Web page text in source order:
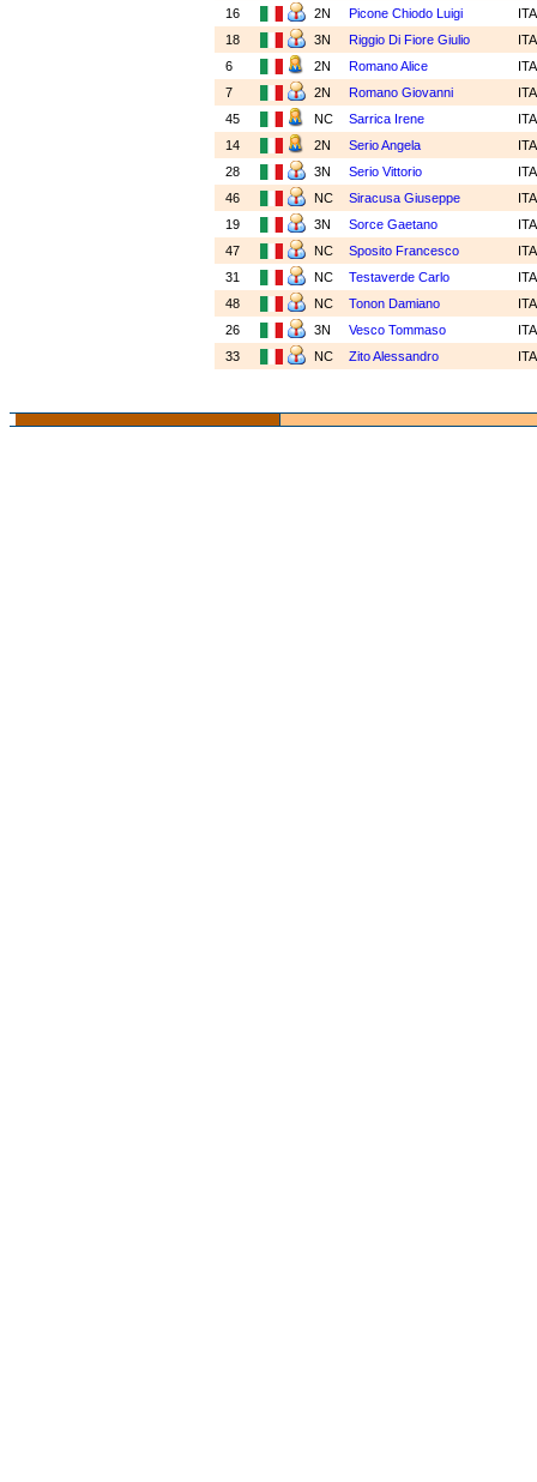
16
2N Picone Chiodo Luigi
18
3N Riggio Di Fiore Giulio
6
2N Romano Alice
7
2N Romano Giovanni
45
NC Sarrica Irene
14
2N Serio Angela
28
3N Serio Vittorio
46
NC Siracusa Giuseppe
19
3N Sorce Gaetano
47
NC Sposito Francesco
31
NC Testaverde Carlo
48
NC Tonon Damiano
26
3N Vesco Tommaso
33
NC Zito Alessandro